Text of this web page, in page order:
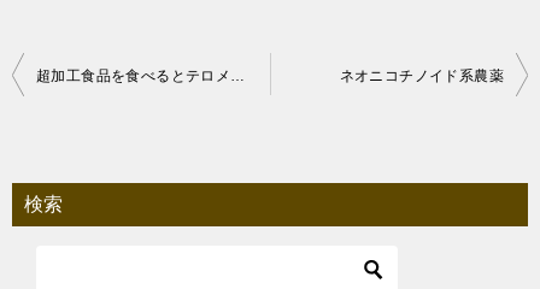
投
ビ
ゲ
超加工食品を食べるとテロメアが短くなる？ ネオニコチノイド系農薬
検索